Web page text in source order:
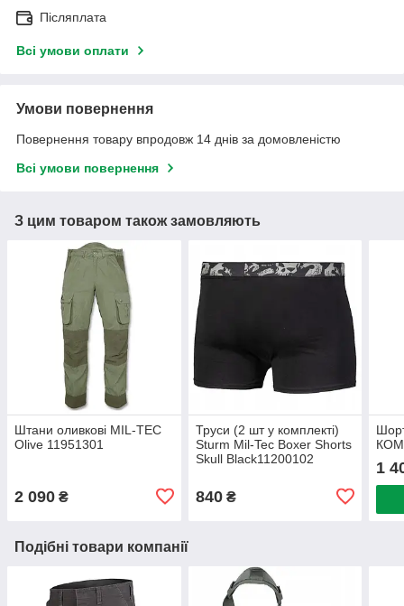
Післяплата
Всі умови оплати
Умови повернення
Повернення товару впродовж 14 днів за домовленістю
Всі умови повернення
З цим товаром також замовляють
Штани оливкові MIL-TEC
Olive 11951301
2 090 ₴
Труси (2 шт у комплекті)
Sturm Mil-Tec Boxer Shorts
Skull Black11200102
840₴
1
Подібні товари компанії